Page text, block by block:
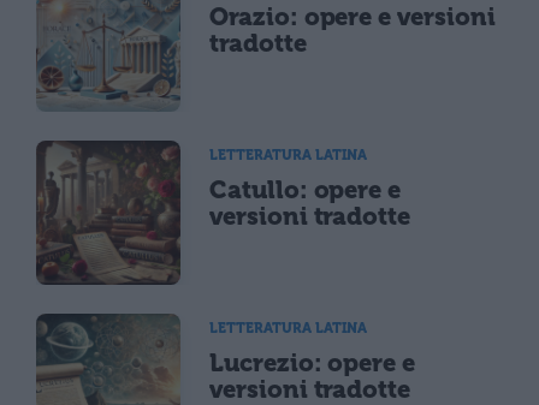
Orazio: opere e versioni
tradotte
LETTERATURA LATINA
Catullo: opere e
versioni tradotte
LETTERATURA LATINA
Lucrezio: opere e
versioni tradotte